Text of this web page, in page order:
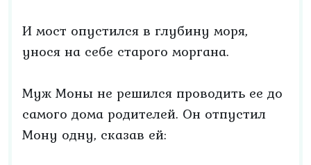
И мост опустился в глубину моря,
унося на себе старого моргана.
Муж Моны не решился проводить ее до
самого дома родителей. Он отпустил
Мону одну, сказав ей: